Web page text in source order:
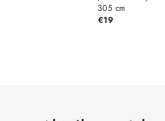
305 cm
€19